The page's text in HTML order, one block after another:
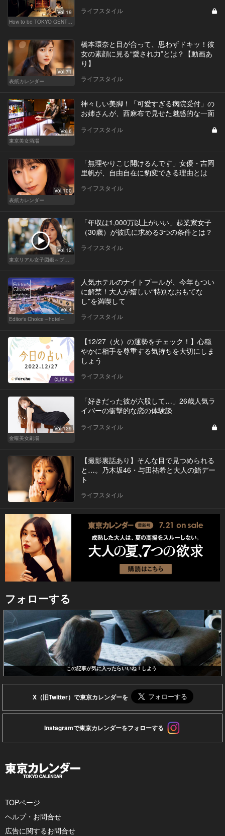
Vol.19
How to be TOKYO GENTS 東京人よ、紳士たれ！
ライフスタイル
Vol.71
表紙カレンダー
橋本環奈と目が合って、思わずドキッ！彼
女の素顔に見る“愛され力”とは？【動画あ
り】
ライフスタイル
Vol.6
東京美女酒場
神々しい美脚！「可愛すぎる病院受付」の
お姉さんが、西麻布で見せた魅惑的な一面
ライフスタイル
Vol.100
表紙カレンダー
「無理やりこじ開けるんです」女優・吉岡
里帆が、自由自在に豹変できる理由とは
ライフスタイル
Vol.12
東京リアル女子図鑑～プロローグ編～
「年収は1,000万以上がいい」起業家女子
（30歳）が彼氏に求める3つの条件とは？
ライフスタイル
Vol.4
Editor's Choice～hotel～
人気ホテルのナイトプールが、今年もつい
に解禁！大人が嬉しい“特別なおもてな
し”を満喫して
ライフスタイル
【12/27（火）の運勢をチェック！】心穏
やかに相手を尊重する気持ちを大切にしま
しょう
ライフスタイル
Vol.129
金曜美女劇場
「好きだった彼が六股して…」26歳人気ラ
イバーの衝撃的な恋の体験談
ライフスタイル
【撮影裏話あり】そんな目で見つめられる
と…。乃木坂46・与田祐希と大人の鮨デー
ト
ライフスタイル
フォローする
この記事が気に入ったらいいね！しよう
X（旧Twitter）で東京カレンダーを
Instagramで東京カレンダーをフォローする
TOPページ
ヘルプ・お問合せ
広告に関するお問合せ